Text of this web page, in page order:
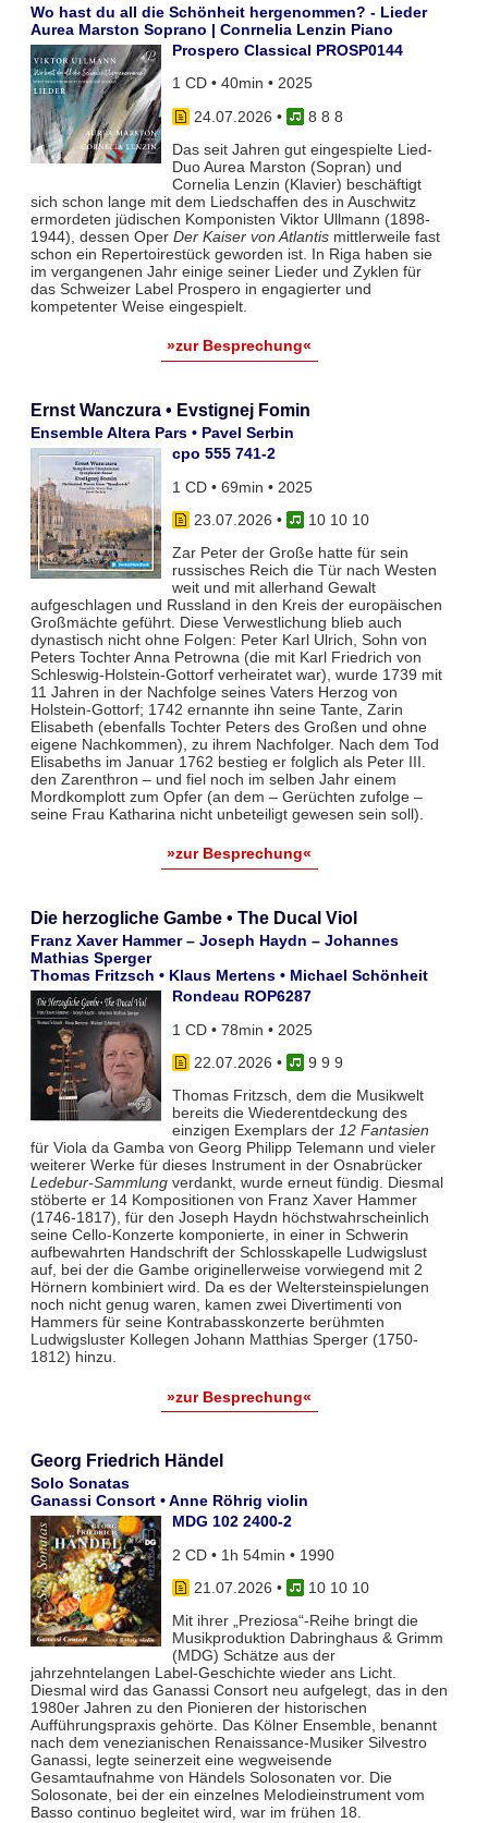
Wo hast du all die Schönheit hergenommen? - Lieder
Aurea Marston Soprano | Conrnelia Lenzin Piano
Prospero Classical PROSP0144
1 CD • 40min • 2025
24.07.2026 •
8 8 8
Das seit Jahren gut eingespielte Lied-
Duo Aurea Marston (Sopran) und
Cornelia Lenzin (Klavier) beschäftigt
sich schon lange mit dem Liedschaffen des in Auschwitz
ermordeten jüdischen Komponisten Viktor Ullmann (1898-
1944), dessen Oper Der Kaiser von Atlantismittlerweile fast
schon ein Repertoirestück geworden ist. In Riga haben sie
im vergangenen Jahr einige seiner Lieder und Zyklen für
das Schweizer Label Prospero in engagierter und
kompetenter Weise eingespielt.
»zur Besprechung«
Ernst Wanczura • Evstignej Fomin
Ensemble Altera Pars • Pavel Serbin
cpo 555 741-2
1 CD • 69min • 2025
23.07.2026 •
10 10 10
Zar Peter der Große hatte für sein
russisches Reich die Tür nach Westen
weit und mit allerhand Gewalt
aufgeschlagen und Russland in den Kreis der europäischen
Großmächte geführt. Diese Verwestlichung blieb auch
dynastisch nicht ohne Folgen: Peter Karl Ulrich, Sohn von
Peters Tochter Anna Petrowna (die mit Karl Friedrich von
Schleswig-Holstein-Gottorf verheiratet war), wurde 1739 mit
11 Jahren in der Nachfolge seines Vaters Herzog von
Holstein-Gottorf; 1742 ernannte ihn seine Tante, Zarin
Elisabeth (ebenfalls Tochter Peters des Großen und ohne
eigene Nachkommen), zu ihrem Nachfolger. Nach dem Tod
Elisabeths im Januar 1762 bestieg er folglich als Peter III.
den Zarenthron – und fiel noch im selben Jahr einem
Mordkomplott zum Opfer (an dem – Gerüchten zufolge –
seine Frau Katharina nicht unbeteiligt gewesen sein soll).
»zur Besprechung«
Die herzogliche Gambe • The Ducal Viol
Franz Xaver Hammer – Joseph Haydn – Johannes
Mathias Sperger
Thomas Fritzsch • Klaus Mertens • Michael Schönheit
Rondeau ROP6287
1 CD • 78min • 2025
22.07.2026 •
9 9 9
Thomas Fritzsch, dem die Musikwelt
bereits die Wiederentdeckung des
einzigen Exemplars der 12 Fantasien
für Viola da Gamba von Georg Philipp Telemann und vieler
weiterer Werke für dieses Instrument in der Osnabrücker
Ledebur-Sammlungverdankt, wurde erneut fündig. Diesmal
stöberte er 14 Kompositionen von Franz Xaver Hammer
(1746-1817), für den Joseph Haydn höchstwahrscheinlich
seine Cello-Konzerte komponierte, in einer in Schwerin
aufbewahrten Handschrift der Schlosskapelle Ludwigslust
auf, bei der die Gambe originellerweise vorwiegend mit 2
Hörnern kombiniert wird. Da es der Weltersteinspielungen
noch nicht genug waren, kamen zwei Divertimenti von
Hammers für seine Kontrabasskonzerte berühmten
Ludwigsluster Kollegen Johann Matthias Sperger (1750-
1812) hinzu.
»zur Besprechung«
Georg Friedrich Händel
Solo Sonatas
Ganassi Consort • Anne Röhrig violin
MDG 102 2400-2
2 CD • 1h 54min • 1990
21.07.2026 •
10 10 10
Mit ihrer „Preziosa“-Reihe bringt die
Musikproduktion Dabringhaus & Grimm
(MDG) Schätze aus der
jahrzehntelangen Label-Geschichte wieder ans Licht.
Diesmal wird das Ganassi Consort neu aufgelegt, das in den
1980er Jahren zu den Pionieren der historischen
Aufführungspraxis gehörte. Das Kölner Ensemble, benannt
nach dem venezianischen Renaissance-Musiker Silvestro
Ganassi, legte seinerzeit eine wegweisende
Gesamtaufnahme von Händels Solosonaten vor. Die
Solosonate, bei der ein einzelnes Melodieinstrument vom
Basso continuo begleitet wird, war im frühen 18.